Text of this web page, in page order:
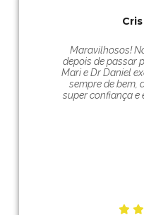
Maravilhosos!
depois de passar
Mari e Dr Daniel
sempre de bem,
super confiança e